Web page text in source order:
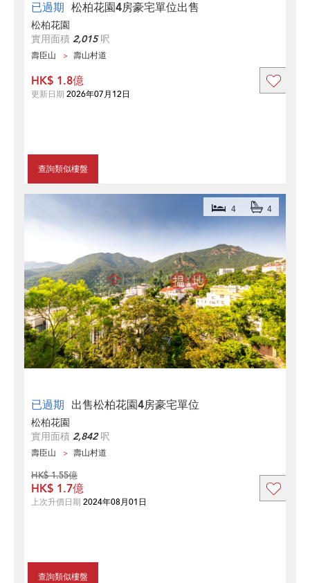
已過期 松柏花園4房豪宅單位出售
松柏花園
實用面積 2,015呎
壽臣山 壽山村道
查詢類似樓盤
HK$ 1.8億
更新日期 2026年07月12日
已過期 出售松柏花園4房豪宅單位
4 4
松柏花園
實用面積 2,842呎
壽臣山 壽山村道
查詢類似樓盤
HK$ 1.55億
HK$ 1.7億
上次升價日期 2024年08月01日